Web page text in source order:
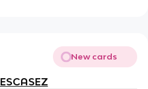
New cards
ESCASEZ